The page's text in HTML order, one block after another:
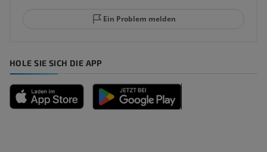
Ein Problem melden
HOLE SIE SICH DIE APP